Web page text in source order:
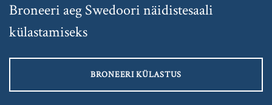
Broneeri aeg Swedoori näidistesaali
külastamiseks
BRONEERI KÜLASTUS